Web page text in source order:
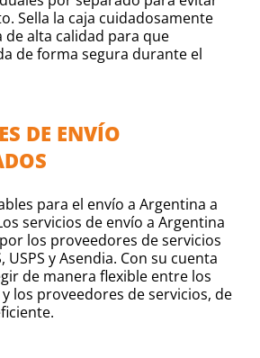
Sella la caja cuidadosamente
de alta calidad para que
de forma segura durante el
DE ENVÍO
para el envío a Argentina a
servicios de envío a Argentina
los proveedores de servicios
USPS y Asendia. Con su cuenta
de manera flexible entre los
los proveedores de servicios, de